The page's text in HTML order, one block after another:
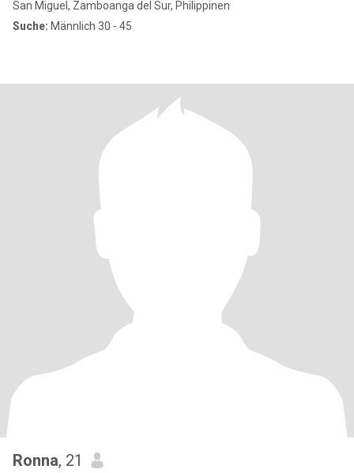
San Miguel, Zamboanga del Sur, Philippinen
Suche: Männlich 30 - 45
Ronna, 21